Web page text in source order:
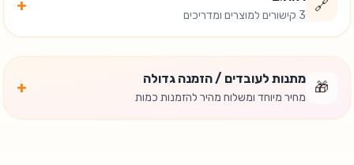
🔗
3 קישורים למוצרים ומדריכים
+
🎁
מתנות לעובדים / הזמנה גדולה
מחיר מיוחד ומשלוח מהיר להזמנות כמות
+